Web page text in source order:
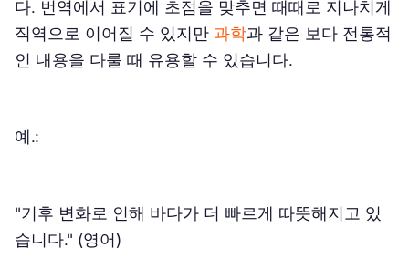
다. 번역에서 표기에 초점을 맞추면 때때로 지나치게
직역으로 이어질 수 있지만 과학과 같은 보다 전통적
인 내용을 다룰 때 유용할 수 있습니다.
예.:
"기후 변화로 인해 바다가 더 빠르게 따뜻해지고 있
습니다." (영어)